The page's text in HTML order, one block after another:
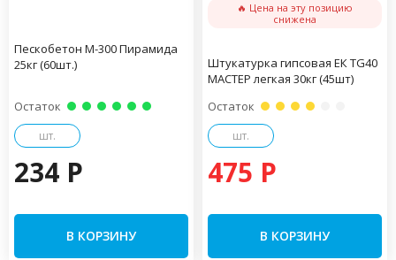
Пескобетон М-300 Пирамида
25кг (60шт.)
Остаток
шт.
234 P
В КОРЗИНУ
🔥 Цена на эту позицию
снижена
Штукатурка гипсовая ЕК TG40
МАСТЕР легкая 30кг (45шт)
Остаток
шт.
475 P
В КОРЗИНУ